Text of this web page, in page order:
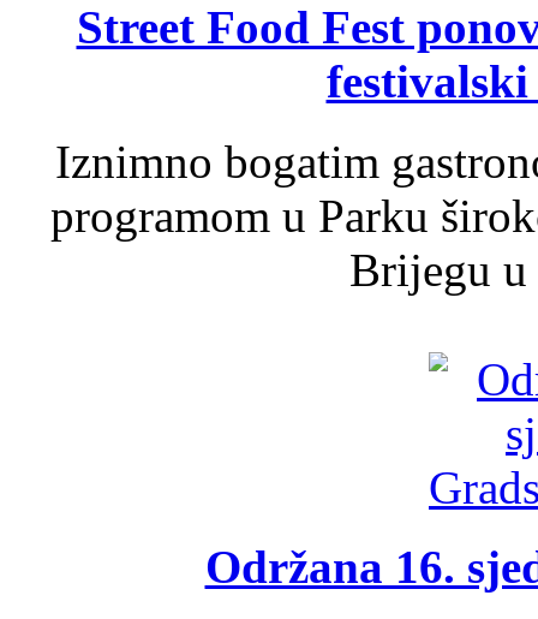
Street Food Fest
Iznimno bogatim
programom u Parku
Brijegu u
Održana 16.